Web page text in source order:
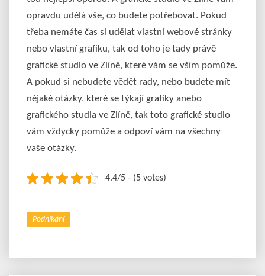
opravdu udělá vše, co budete potřebovat. Pokud
třeba nemáte čas si udělat vlastní webové stránky
nebo vlastní grafiku, tak od toho je tady právě
grafické studio ve Zlíně, které vám se vším pomůže.
A pokud si nebudete vědět rady, nebo budete mít
nějaké otázky, které se týkají grafiky anebo
grafického studia ve Zlíně, tak toto grafické studio
vám vždycky pomůže a odpoví vám na všechny
vaše otázky.
4.4/5 - (5 votes)
Podnikání